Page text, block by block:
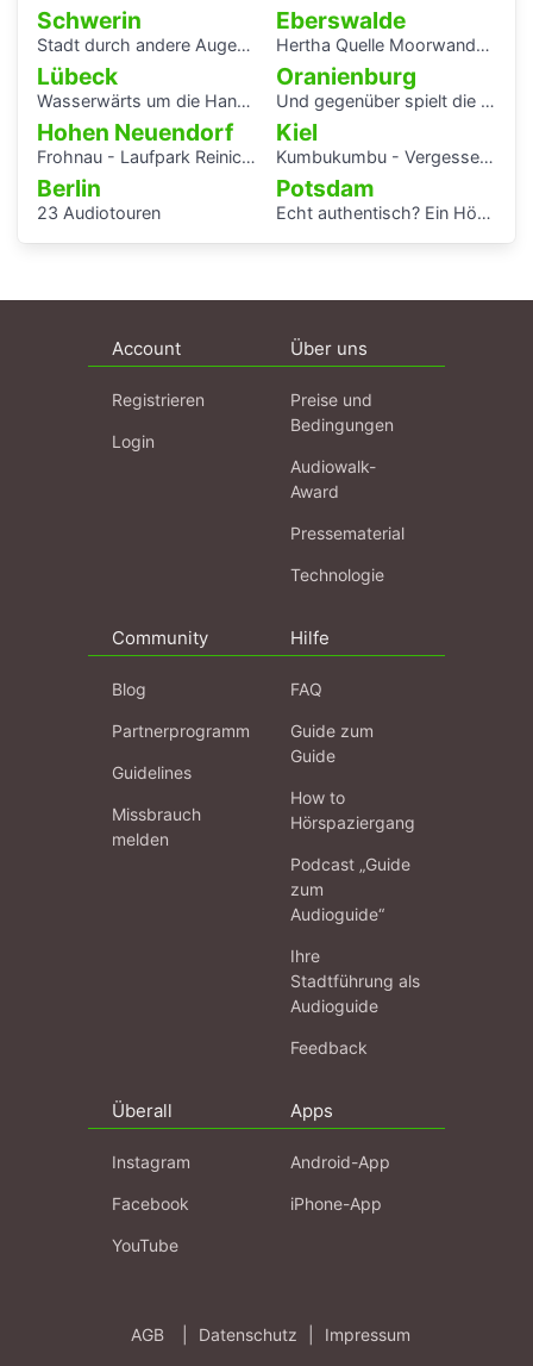
Schwerin
Stadt durch andere Augen - Schwerin Dreesch
Eberswalde
Hertha Quelle Moorwanderung
Lübeck
Wasserwärts um die Hansestadt Lübek herum
Oranienburg
Und gegenüber spielt die Blaskapelle
Hohen Neuendorf
Frohnau - Laufpark Reinickendorf
Kiel
Kumbukumbu - Vergessenen Stimmen auf der Spur
Berlin
23 Audiotouren
Potsdam
Echt authentisch? Ein Hörspaziergang durch Potsdams Mitte
Account
Registrieren
Login
Über uns
Preise und
Bedingungen
Audiowalk-
Award
Pressematerial
Technologie
Community
Blog
Partnerprogramm
Guidelines
Missbrauch
melden
Hilfe
FAQ
Guide zum
Guide
How to
Hörspaziergang
Podcast „Guide
zum
Audioguide“
Ihre
Stadtführung als
Audioguide
Feedback
Überall
Instagram
Facebook
YouTube
Apps
Android-App
iPhone-App
AGB Datenschutz Impressum